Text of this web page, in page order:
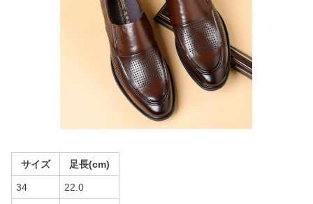
サイズ 足長(cm)
34 22.0